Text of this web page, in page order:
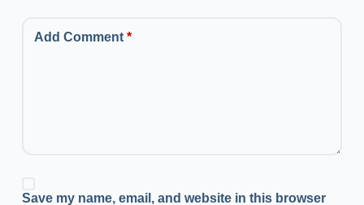
Add Comment*
Save my name, email, and website in this browser